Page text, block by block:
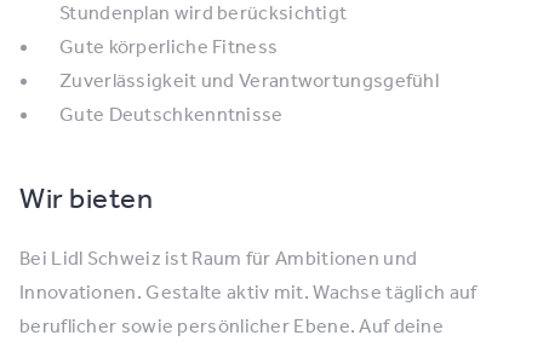
Stundenplan wird berücksichtigt
Gute körperliche Fitness
Zuverlässigkeit und Verantwortungsgefühl
Gute Deutschkenntnisse
Wir bieten
Bei Lidl Schweiz ist Raum für Ambitionen und
Innovationen. Gestalte aktiv mit. Wachse täglich auf
beruflicher sowie persönlicher Ebene. Auf deine